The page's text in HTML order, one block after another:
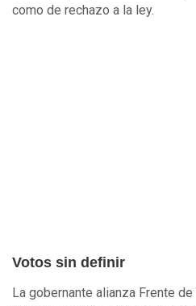
como de rechazo a la ley.
Votos sin definir
La gobernante alianza Frente